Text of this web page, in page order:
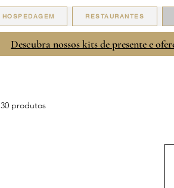
HOSPEDAGEM RESTAURANTES
Descubra nossos kits de presente e
30 produtos